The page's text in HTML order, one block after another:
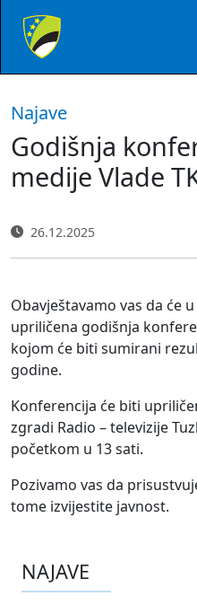
Najave
Godišnja
medije Vlade
26.12.2025
Obavještavamo vas da će
upriličena godišnja
kojom će biti sumirani
godine.
Konferencija će biti
zgradi Radio – televizije
početkom u 13 sati.
Pozivamo vas da
tome izvijestite javnost.
NAJAVE